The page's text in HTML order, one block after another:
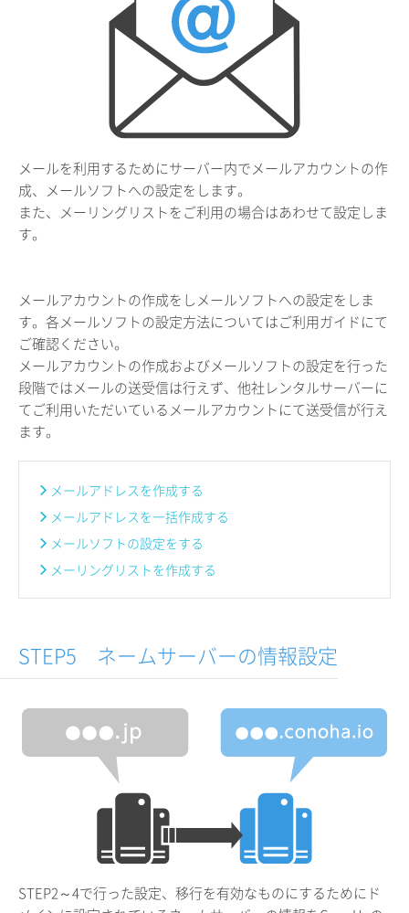
メールを利用するためにサーバー内でメールアカウントの作
成、メールソフトへの設定をします。
また、メーリングリストをご利用の場合はあわせて設定しま
す。
メールアカウントの作成をしメールソフトへの設定をしま
す。各メールソフトの設定方法についてはご利用ガイドにて
ご確認ください。
メールアカウントの作成およびメールソフトの設定を行った
段階ではメールの送受信は行えず、他社レンタルサーバーに
てご利用いただいているメールアカウントにて送受信が行え
ます。
メールアドレスを作成する
メールアドレスを一括作成する
メールソフトの設定をする
メーリングリストを作成する
STEP5 ネームサーバーの情報設定
STEP2～4で行った設定、移行を有効なものにするためにド